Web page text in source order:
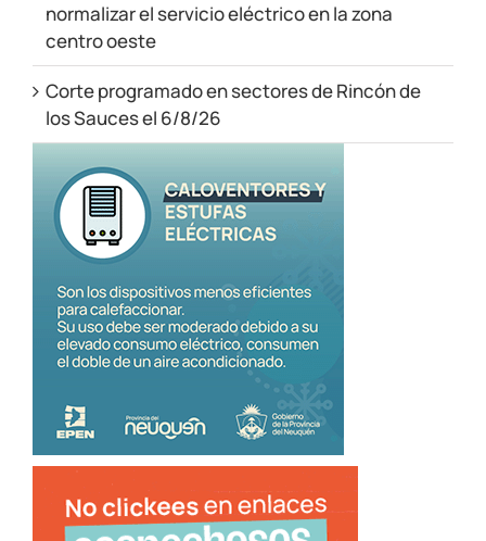
normalizar el servicio eléctrico en la zona
centro oeste
Corte programado en sectores de Rincón de
los Sauces el 6/8/26